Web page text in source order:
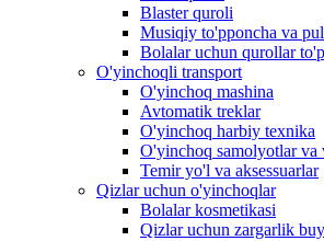
Blaster quroli
Musiqiy to'pponcha va
Bolalar uchun qurollar
O'yinchoqli transport
O'yinchoq mashina
Avtomatik treklar
O'yinchoq harbiy texnika
O'yinchoq samolyotlar va
Temir yo'l va aksessuarlar
Qizlar uchun o'yinchoqlar
Bolalar kosmetikasi
Qizlar uchun zargarlik